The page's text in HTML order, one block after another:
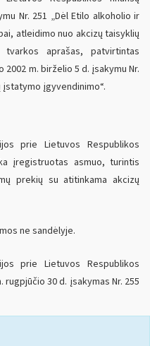
Nr. 251 „Dėl Etilo alkoholio ir
atleidimo nuo akcizų taisyklių
aprašas, patvirtintas
m. birželio 5 d. įsakymu Nr.
įstatymo įgyvendinimo“.
prie Lietuvos Respublikos
įregistruotas asmuo, turintis
prekių su atitinkama akcizų
ne sandėlyje.
prie Lietuvos Respublikos
30 d. įsakymas Nr. 255